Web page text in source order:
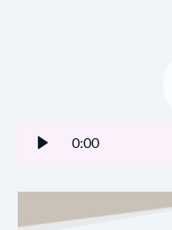
0:00